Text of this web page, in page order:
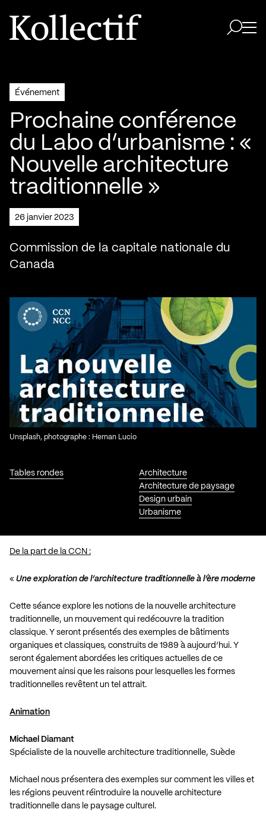
Aller à la page d'accueil
Logo Kollectif
Événement
Prochaine conférence
du Labo d’urbanisme : «
Nouvelle architecture
traditionnelle »
26 janvier 2023
Commission de la capitale nationale du
Canada
Tables rondes
Architecture
Architecture de paysage
Design urbain
Urbanisme
Unsplash, photographe : Hernan Lucio
De la part de la CCN :
« Une exploration de l’architecture traditionnelle à l’ère moderne
Cette séance explore les notions de la nouvelle architecture
traditionnelle, un mouvement qui redécouvre la tradition
classique. Y seront présentés des exemples de bâtiments
organiques et classiques, construits de 1989 à aujourd’hui. Y
seront également abordées les critiques actuelles de ce
mouvement ainsi que les raisons pour lesquelles les formes
traditionnelles revêtent un tel attrait.
Animation
Michael Diamant
Spécialiste de la nouvelle architecture traditionnelle, Suède
Michael nous présentera des exemples sur comment les villes et
les régions peuvent réintroduire la nouvelle architecture
traditionnelle dans le paysage culturel.